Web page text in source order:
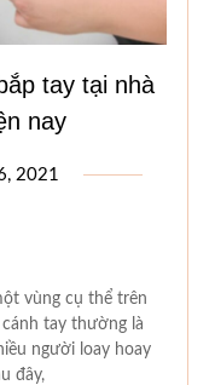
tay tại nhà
nay
2021
vùng cụ thể trên
tay thường là
người loay hoay
đây,